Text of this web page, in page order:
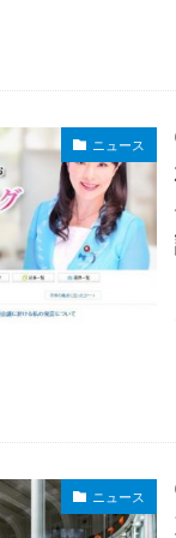
ニュース
ニュース